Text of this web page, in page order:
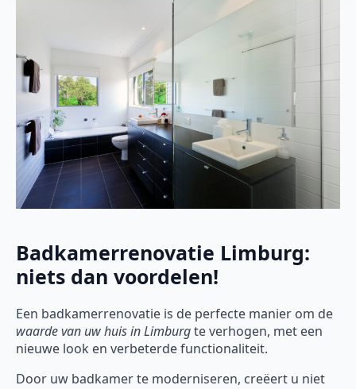
Badkamerrenovatie Limburg:
niets dan voordelen!
Een badkamerrenovatie is de perfecte manier om de
waarde van uw huis in Limburgte verhogen, met een
nieuwe look en verbeterde functionaliteit.
Door uw badkamer te moderniseren, creëert u niet